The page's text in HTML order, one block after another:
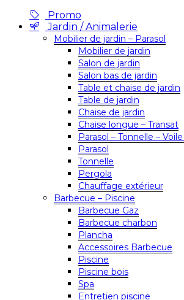
Promo
Jardin / Animalerie
Mobilier de jardin – Parasol
Mobilier de jardin
Salon de jardin
Salon bas de jardin
Table et chaise de jardin
Table de jardin
Chaise de jardin
Chaise longue – Transat
Parasol – Tonnelle –
Parasol
Tonnelle
Pergola
Chauffage extérieur
Barbecue – Piscine
Barbecue Gaz
Barbecue charbon
Plancha
Accessoires Barbecue
Piscine
Piscine bois
Spa
Entretien piscine